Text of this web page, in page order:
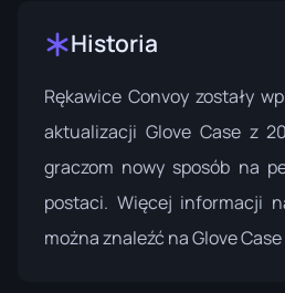
Historia
Rękawice Convoy zostały
aktualizacji Glove Case z
graczom nowy sposób na
postaci. Więcej informacji
można znaleźć naGlove